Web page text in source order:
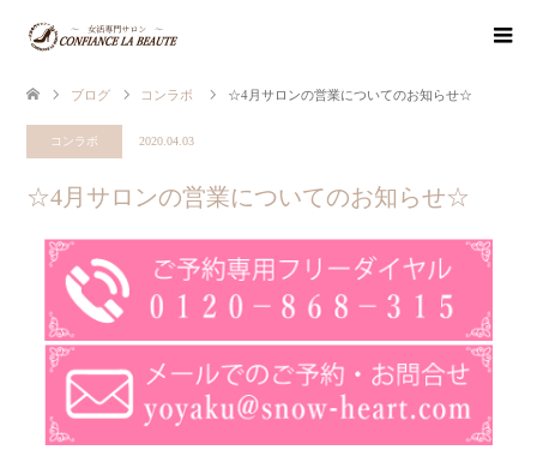
ブログ コンラボ ☆4月サロンの営業についてのお知らせ☆
コンラボ 2020.04.03
☆4月サロンの営業についてのお知らせ☆